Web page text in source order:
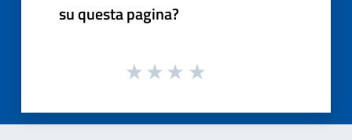
su questa pagina?